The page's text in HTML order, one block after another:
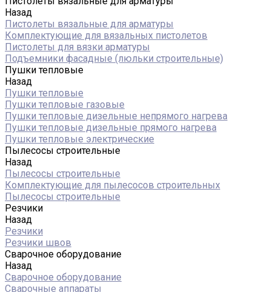
Назад
Пистолеты вязальные для арматуры
Комплектующие для вязальных пистолетов
Пистолеты для вязки арматуры
Подъемники фасадные (люльки строительные)
Пушки тепловые
Назад
Пушки тепловые
Пушки тепловые газовые
Пушки тепловые дизельные непрямого нагрева
Пушки тепловые дизельные прямого нагрева
Пушки тепловые электрические
Пылесосы строительные
Назад
Пылесосы строительные
Комплектующие для пылесосов строительных
Пылесосы строительные
Резчики
Назад
Резчики
Резчики швов
Сварочное оборудование
Назад
Сварочное оборудование
Сварочные аппараты